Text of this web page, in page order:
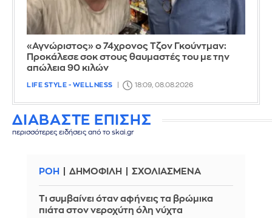
«Αγνώριστος» ο 74χρονος Τζον Γκούντμαν:
Προκάλεσε σοκ στους θαυμαστές του με την
απώλεια 90 κιλών
LIFE STYLE - WELLNESS 18:09, 08.08.2026
ΔΙΑΒΑΣΤΕ ΕΠΙΣΗΣ
περισσότερες ειδήσεις από το skai.gr
ΡΟΗ ΔΗΜΟΦΙΛΗ ΣΧΟΛΙΑΣΜΕΝΑ
Τι συμβαίνει όταν αφήνεις τα βρώμικα
πιάτα στον νεροχύτη όλη νύχτα